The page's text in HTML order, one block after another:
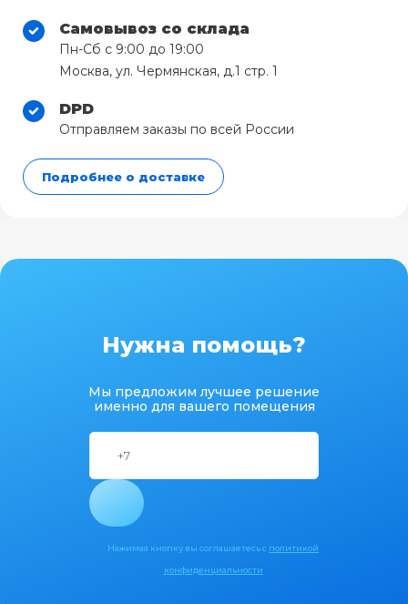
Самовывоз со склада
Пн-Сб с 9:00 до 19:00
Москва, ул. Чермянская, д.1 стр. 1
DPD
Отправляем заказы по всей России
Подробнее о доставке
Нужна помощь?
Мы предложим лучшее решение
именно для вашего помещения
Нажимая кнопку вы соглашаетесь с политикой
конфиденциальности